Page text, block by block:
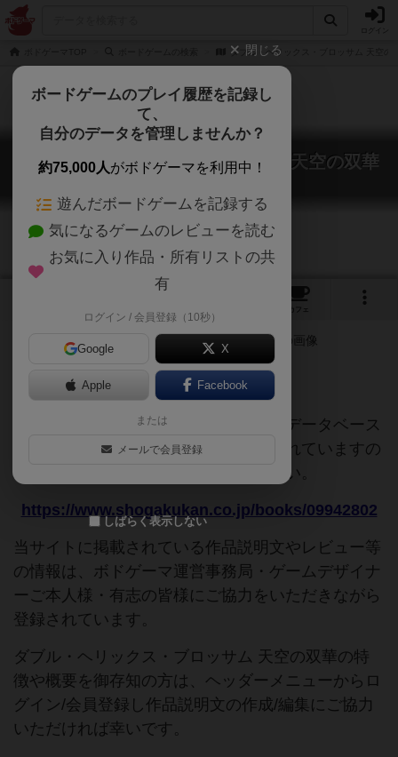
ダブル・ヘリックス・ブロッサム 天空の
ダブル・ヘリックス・ブロッサム 天空の双華
DOUBLE HELIX BLOSSOM
カフェ
ご協力ください
このページは情報が不足しています。データベース
追加申請時に以下の参考URLが入力されていますの
で、よろしければこちらもご覧ください。
https://www.shogakukan.co.jp/books/09942802
当サイトに掲載されている作品説明文やレビュー等
の情報は、ボドゲーマ運営事務局・ゲームデザイナ
ーご本人様・有志の皆様にご協力をいただきながら
登録されています。
ダブル・ヘリックス・ブロッサム 天空の双華の特
徴や概要を御存知の方は、ヘッダーメニューからロ
グイン/会員登録し作品説明文の作成/編集にご協力
いただければ幸いです。
閉じる
ボードゲームのプレイ履歴を記録し
て、
自分のデータを管理しませんか？
約75,000人がボドゲーマを利用中！
遊んだボードゲームを記録する
気になるゲームのレビューを読む
お気に入り作品・所有リストの共
有
ログイン / 会員登録（10秒）
Google X
Apple Facebook
または
メールで会員登録
しばらく表示しない